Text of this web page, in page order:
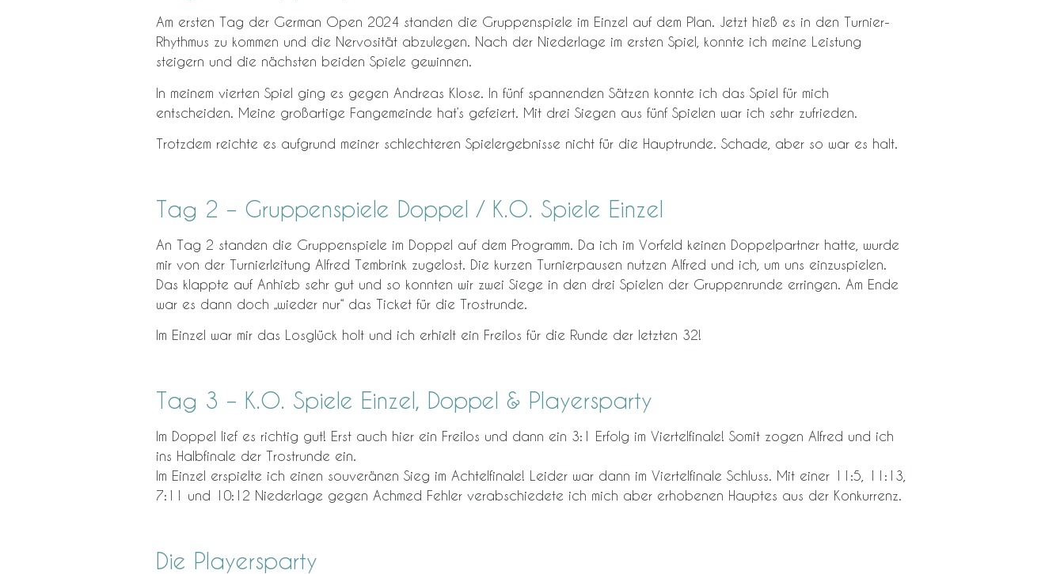
Am ersten Tag der German Open 2024 standen die Gruppenspiele im Einzel auf dem Plan. Jetzt hieß es in den Turnier-
Rhythmus zu kommen und die Nervosität abzulegen. Nach der Niederlage im ersten Spiel, konnte ich meine Leistung
steigern und die nächsten beiden Spiele gewinnen.
In meinem vierten Spiel ging es gegen Andreas Klose. In fünf spannenden Sätzen konnte ich das Spiel für mich
entscheiden. Meine großartige Fangemeinde hat’s gefeiert. Mit drei Siegen aus fünf Spielen war ich sehr zufrieden.
Trotzdem reichte es aufgrund meiner schlechteren Spielergebnisse nicht für die Hauptrunde. Schade, aber so war es halt.
Tag 2 – Gruppenspiele Doppel / K.O. Spiele Einzel
An Tag 2 standen die Gruppenspiele im Doppel auf dem Programm. Da ich im Vorfeld keinen Doppelpartner hatte, wurde
mir von der Turnierleitung Alfred Tembrink zugelost. Die kurzen Turnierpausen nutzen Alfred und ich, um uns einzuspielen.
Das klappte auf Anhieb sehr gut und so konnten wir zwei Siege in den drei Spielen der Gruppenrunde erringen. Am Ende
war es dann doch „wieder nur“ das Ticket für die Trostrunde.
Im Einzel war mir das Losglück holt und ich erhielt ein Freilos für die Runde der letzten 32!
Tag 3 – K.O. Spiele Einzel, Doppel & Playersparty
Im Doppel lief es richtig gut! Erst auch hier ein Freilos und dann ein 3:1 Erfolg im Viertelfinale! Somit zogen Alfred und ich
ins Halbfinale der Trostrunde ein.
Im Einzel erspielte ich einen souveränen Sieg im Achtelfinale! Leider war dann im Viertelfinale Schluss. Mit einer 11:5, 11:13,
7:11 und 10:12 Niederlage gegen Achmed Fehler verabschiedete ich mich aber erhobenen Hauptes aus der Konkurrenz.
Die Playersparty